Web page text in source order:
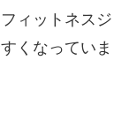
ィットネスジ
くなっていま